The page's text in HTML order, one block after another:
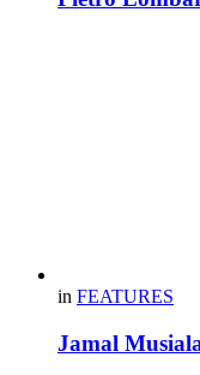
in FEATURES
Jamal